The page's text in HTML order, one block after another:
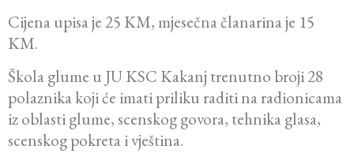
Cijena upisa je 25 KM, mjesečna članarina je 15
KM.
Škola glume u JU KSC Kakanj trenutno broji 28
polaznika koji će imati priliku raditi na radionicama
iz oblasti glume, scenskog govora, tehnika glasa,
scenskog pokreta i vještina.